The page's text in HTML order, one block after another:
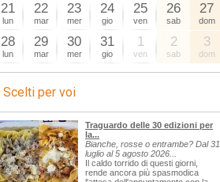
21
lun
22
mar
23
mer
24
gio
25
ven
26
sab
27
dom
28
lun
29
mar
30
mer
31
gio
1
ven
2
sab
3
dom
Scelti per voi
Traguardo delle 30 edizioni per
la...
Bianche, rosse o entrambe? Dal 31
luglio al 5 agosto 2026...
Il caldo torrido di questi giorni,
rende ancora più spasmodica